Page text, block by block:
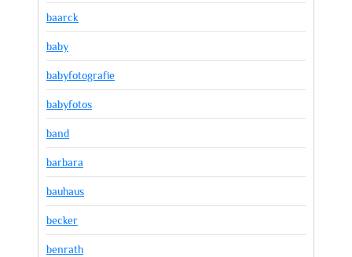
baarck
baby
babyfotografie
babyfotos
band
barbara
bauhaus
becker
benrath